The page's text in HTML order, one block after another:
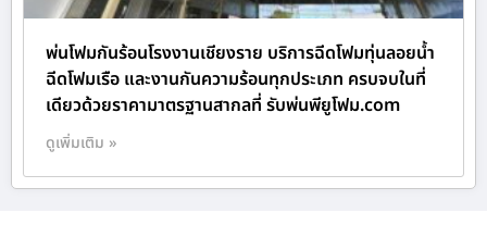
พ่นโฟมกันร้อนโรงงานเชียงราย บริการฉีดโฟมทุ่นลอยน้ำ
ฉีดโฟมเรือ และงานกันความร้อนทุกประเภท ครบจบในที่
เดียวด้วยราคามาตรฐานสากลที่ รับพ่นพียูโฟม.com
ดูเพิ่มเติม »